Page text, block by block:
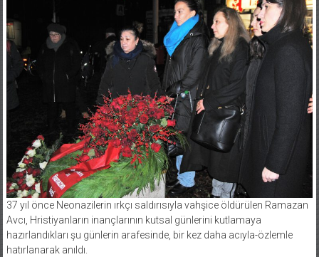
37 yıl önce Neonazilerin ırkçı saldırısıyla vahşice öldürülen Ramazan
Avcı, Hristiyanların inançlarının kutsal günlerini kutlamaya
hazırlandıkları şu günlerin arafesinde, bir kez daha acıyla-özlemle
hatırlanarak anıldı.